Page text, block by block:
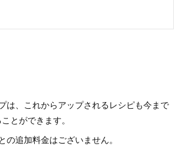
は、これからアップされるレシピも今まで
とができます。
の追加料金はございません。